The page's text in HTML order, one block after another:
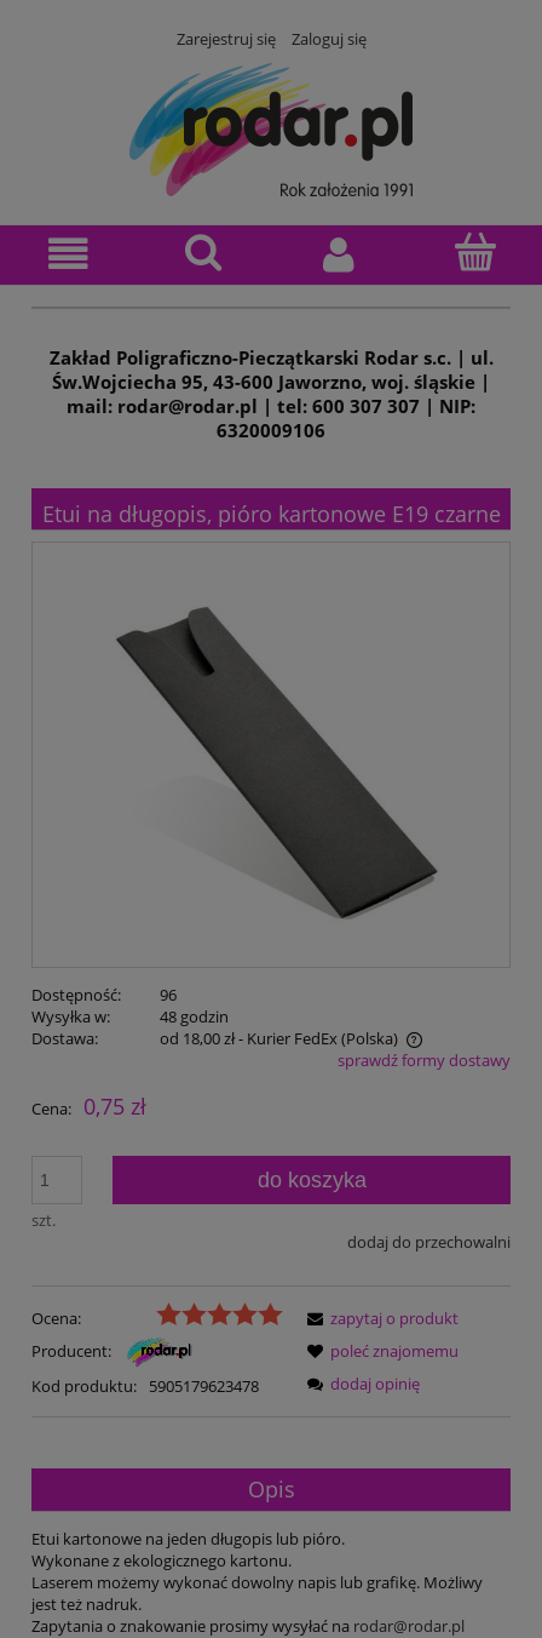
Zarejestruj się Zaloguj się
Zakład Poligraficzno-Pieczątkarski Rodar s.c. | ul.
Św.Wojciecha 95, 43-600 Jaworzno, woj. śląskie |
mail: rodar@rodar.pl | tel: 600 307 307 | NIP:
6320009106
Etui na długopis, pióro kartonowe E19 czarne
Dostępność:
96
Wysyłka w:
48 godzin
Dostawa:
od 18,00 zł- Kurier FedEx(Polska)
Cena nie zawiera ewentualnych kosztów płatnościsprawdź formy dostawy
Cena: 0,75 zł
szt.
do koszyka
dodaj do przechowalni
Ocena:
Producent:
Kod produktu:
5905179623478
zapytaj o produkt
poleć znajomemu
dodaj opinię
Opis
Etui kartonowe na jeden długopis lub pióro.
Wykonane z ekologicznego kartonu.
Laserem możemy wykonać dowolny napis lub grafikę. Możliwy
jest też nadruk.
Zapytania o znakowanie prosimy wysyłać na rodar@rodar.pl